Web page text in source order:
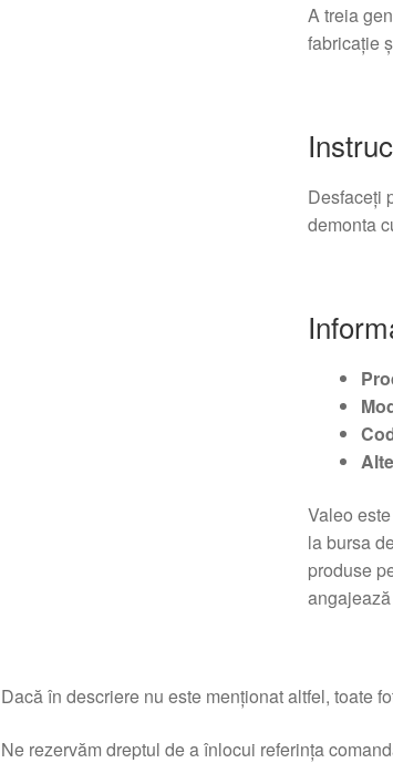
A treia
fabricație
Desfaceți
demonta
Valeo
la bursa
produse
Dacă în descriere nu este menționat altfel, toate
Ne rezervăm dreptul de a înlocui referința